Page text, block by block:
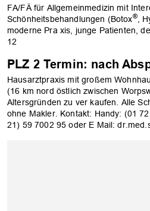
FA/FÄ für Allgemeinmedizin mit
Schönheitsbehandlungen (Botox®,
moderne Pra­ xis, junge Patienten,
12
PLZ 2 Termin: nach
Hausarztpraxis mit großem
(16 km nord­ östlich zwischen
Altersgründen zu ver kaufen. Alle
ohne Makler. Kontakt: Handy: (01
21) 59 7002 95 oder E ­Mail: